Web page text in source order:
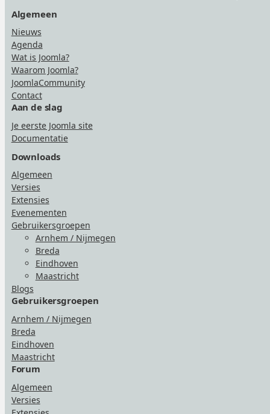
Algemeen
Nieuws
Agenda
Wat is Joomla?
Waarom Joomla?
JoomlaCommunity
Contact
Aan de slag
Je eerste Joomla site
Documentatie
Downloads
Algemeen
Versies
Extensies
Evenementen
Gebruikersgroepen
Arnhem / Nijmegen
Breda
Eindhoven
Maastricht
Blogs
Gebruikersgroepen
Arnhem / Nijmegen
Breda
Eindhoven
Maastricht
Forum
Algemeen
Versies